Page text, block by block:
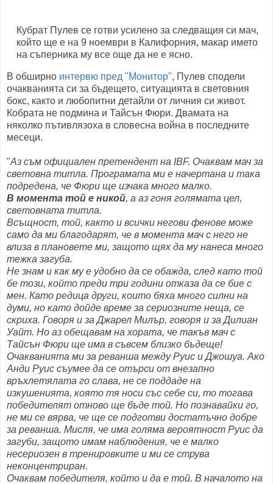
Кубрат Пулев се готви усилено за следващия си мач,
който ще е на 9 ноември в Калифорния, макар името
на съперника му все още да не е ясно.
В обширно интервю пред "Монитор", Пулев сподели
очакванията си за бъдещето, ситуацията в световния
бокс, както и любопитни детайли от личния си живот.
Кобрата не подмина и Тайсън Фюри. Двамата на
няколко пътивлязоха в словесна война в последните
месеци.
"Аз съм официален претендент на IBF. Очаквам мач за
световна титла. Програмата ми е начертана и така
подредена, че Фюри ще изчака много малко.
В момента той е никой, а аз гоня голямата цел,
световната титла.
Всъщност, той, както и всички негови фенове може
само да ми благодарят, че в момента мач с него не
влиза в плановете ми, защото щях да му нанеса много
тежка загуба.
Не знам и как му е удобно да се обажда, след като той
бе този, който преди три години отказа да се бие с
мен. Като редица други, които бяха много силни на
думи, но като дойде време за сериозните неща, се
скриха. Говоря и за Джарел Милър, говоря и за Дилиан
Уайт. Но аз обещавам на хората, че такъв мач с
Тайсън Фюри ще има в съвсем близко бъдеще!
Очакванията ми за реванша между Руис и Джошуа. Ако
Анди Руис съумее да се отърси от внезапно
връхлетялата го слава, не се поддаде на
изкушенията, която тя носи със себе си, то тогава
победителят отново ще бъде той. Но познавайки го,
не ми се вярва, че ще се подготви достатъчно добре
за реванша. Мисля, че има голяма вероятност Руис да
загуби, защото имам наблюдения, че е малко
несериозен в тренировките и ми се струва
неконцентриран.
Очаквам победителя, който и да е той. В началото на